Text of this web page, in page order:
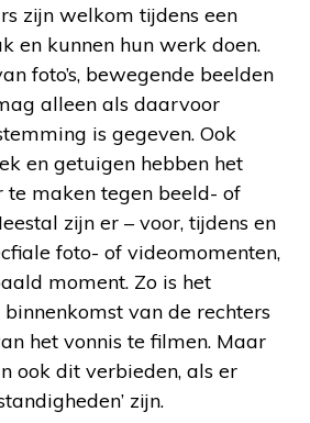
zijn welkom tijdens een
en kunnen hun werk doen.
foto’s, bewegende beelden
alleen als daarvoor
is gegeven. Ook
en getuigen hebben het
maken tegen beeld- of
zijn er – voor, tijdens en
foto- of videomomenten,
moment. Zo is het
van de rechters
het vonnis te filmen. Maar
ook dit verbieden, als er
zijn.